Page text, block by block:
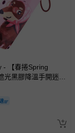
內的查詢訂單內，
好，若商品遇瑕疵
退貨的辦理流程
運送方式等有疑
致無法安排出貨，
並將提供適當補
- 【春捲Spring
光黑膠降溫手開迷你